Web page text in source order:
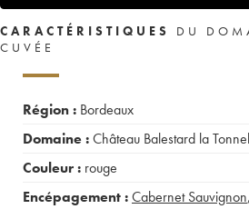
CARACTÉRISTIQUES
DU
CUVÉE
Région : Bordeaux
Domaine :Château Balestard la
Couleur : rouge
Encépagement :Cabernet Sauvignon,